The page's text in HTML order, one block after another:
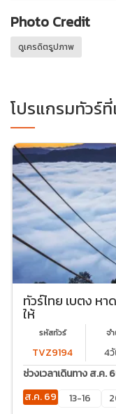
Photo Credit
ดูเครดิตรูปภาพ
โปรแกรมทัวร์
ทัวร์ไทย เบตง หา
ให้
รหัสทัวร์
TVZ9194
จ
4
ช่วงเวลาเดินทาง ส.ค.
ส.ค. 69
13-16